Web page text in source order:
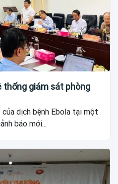
thống giám sát phòng
dịch bệnh Ebola tại một
báo mới...